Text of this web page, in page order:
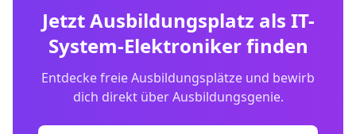
Jetzt Ausbildungsplatz als IT-
System-Elektronikerfinden
Entdecke freie Ausbildungsplätze und bewirb
dich direkt über Ausbildungsgenie.